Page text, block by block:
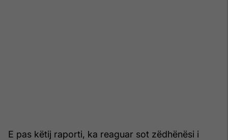
E pas këtij raporti, ka reaguar sot zëdhënësi i